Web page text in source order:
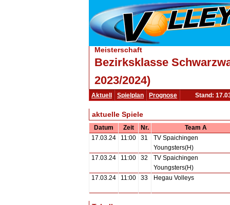
Meisterschaft
Bezirksklasse
2023/2024)
Aktuell Spielplan Prognose Stand:
aktuelle Spiele
Datum Zeit Nr.
Team A
17.03.24
11:00 31
TV Spaichingen
Youngsters(H)
17.03.24
11:00 32
TV Spaichingen
Youngsters(H)
17.03.24
11:00 33 Hegau Volleys